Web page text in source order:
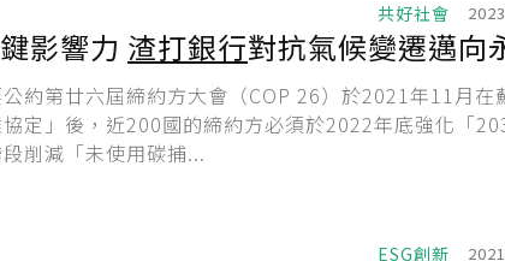
共好社會
影響力 渣打銀行對抗氣候變遷邁向
約第廿六屆締約方大會（COP 26）於2021年11月在
定」後，近200國的締約方必須於2022年底強化「
削減「未使用碳捕...
ESG創新